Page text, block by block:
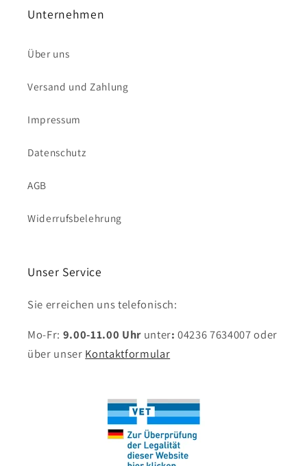
Unternehmen
Über uns
Versand und Zahlung
Impressum
Datenschutz
AGB
Widerrufsbelehrung
Unser Service
Sie erreichen uns telefonisch:
Mo-Fr: 9.00-11.00 Uhr unter:04236 7634007 oder
über unser Kontaktformular